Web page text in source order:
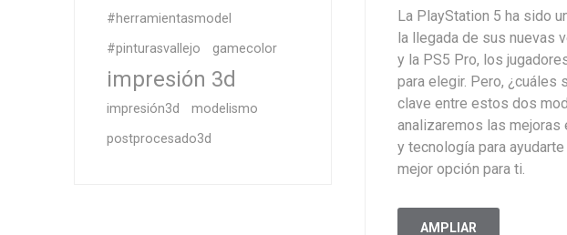
La PlayStation 5 ha sido
la llegada de sus nuevas
y la PS5 Pro, los
para elegir. Pero, ¿cuáles
clave entre estos dos
analizaremos las mejoras
y tecnología para
mejor opción para ti.
AMPLIAR
#herramientasmodel
#pinturasvallejo
gamecolor
impresión 3d
impresión3d
modelismo
postprocesado3d